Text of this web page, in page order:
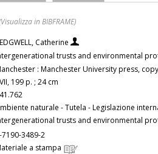
in BIBFRAME)
Catherine
trusts and environmental
: Manchester University press,
199 p. ; 24 cm
naturale - Tutela - Legislazione
trusts and environmental
7190-3489-2
a stampa